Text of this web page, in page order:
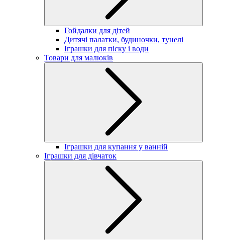
Гойдалки для дітей
Дитячі палатки, будиночки, тунелі
Іграшки для піску і води
Товари для малюків
Іграшки для купання у ванній
Іграшки для дівчаток